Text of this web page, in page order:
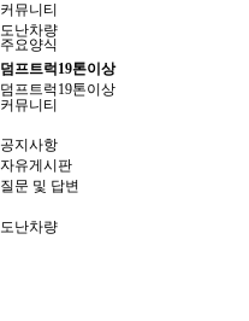
주요양식
커뮤니티
공지사항
자유게시판
질문 및 답변
도난차량
커뮤니티
도난차량
덤프트럭19톤이상
덤프트럭19톤이상